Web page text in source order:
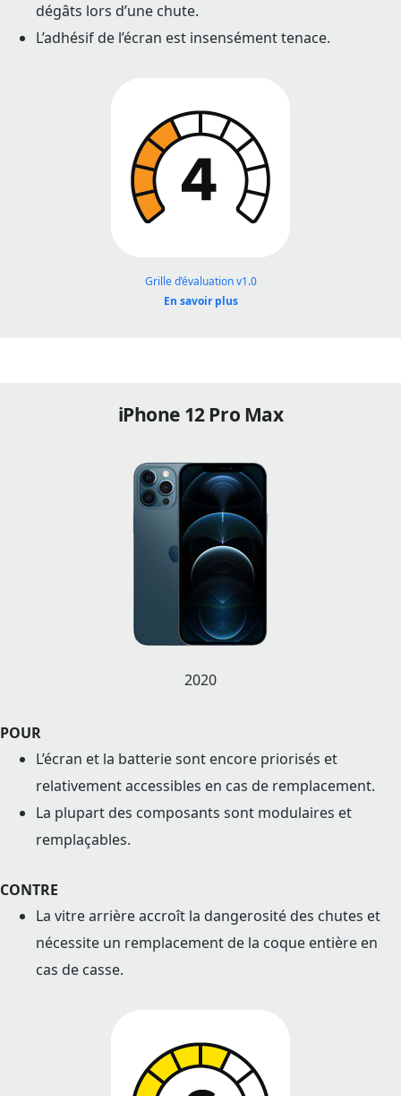
dégâts lors d’une chute.
L’adhésif de l’écran est insensément tenace.
Grille d’évaluation v1.0
En savoir plus
iPhone 12 Pro Max
2020
POUR
L’écran et la batterie sont encore priorisés et
relativement accessibles en cas de remplacement.
La plupart des composants sont modulaires et
remplaçables.
CONTRE
La vitre arrière accroît la dangerosité des chutes et
nécessite un remplacement de la coque entière en
cas de casse.